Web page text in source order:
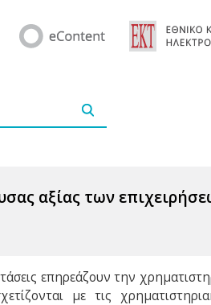
αξίας των
επηρεάζουν την
με τις